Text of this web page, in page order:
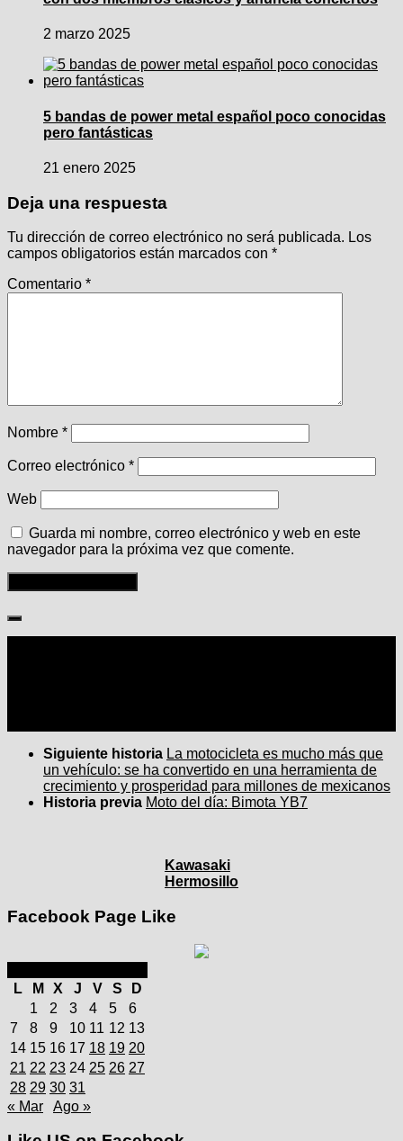
2 marzo 2025
5 bandas de power metal español poco conocidas
pero fantásticas
21 enero 2025
Deja una respuesta
Tu dirección de correo electrónico no será publicada. Los
campos obligatorios están marcados con *
Comentario *
Nombre *
Correo electrónico *
Web
Guarda mi nombre, correo electrónico y web en este
navegador para la próxima vez que comente.
Siguiente historia La motocicleta es mucho más que
un vehículo: se ha convertido en una herramienta de
crecimiento y prosperidad para millones de mexicanos
Historia previa Moto del día: Bimota YB7
Kawasaki
Hermosillo
Facebook Page Like
L
M X J V S
D
1
2 3 4 5
6
7
8 9 10 11 12 13
14 15 16 17 18 19 20
21 22 23 24 25 26 27
28 29 30 31
« Mar
Ago »